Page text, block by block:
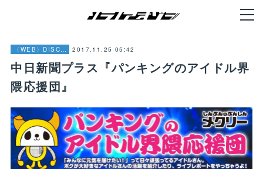
〈WEB〉DISCOGRAPHY 2017.11.25 05:42
中日新聞プラス『パンキングのアイドル界
隈応援団』